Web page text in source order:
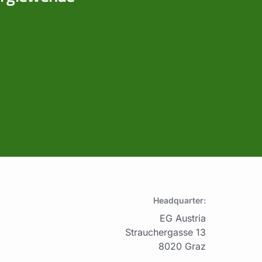
Headquarter:
EG Austria
Strauchergasse 13
8020 Graz